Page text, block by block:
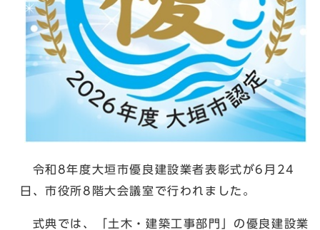
令和8年度大垣市優良建設業者表彰式が6月24
日、市役所8階大会議室で行われました。
式典では、「土木・建築工事部門」の優良建設業